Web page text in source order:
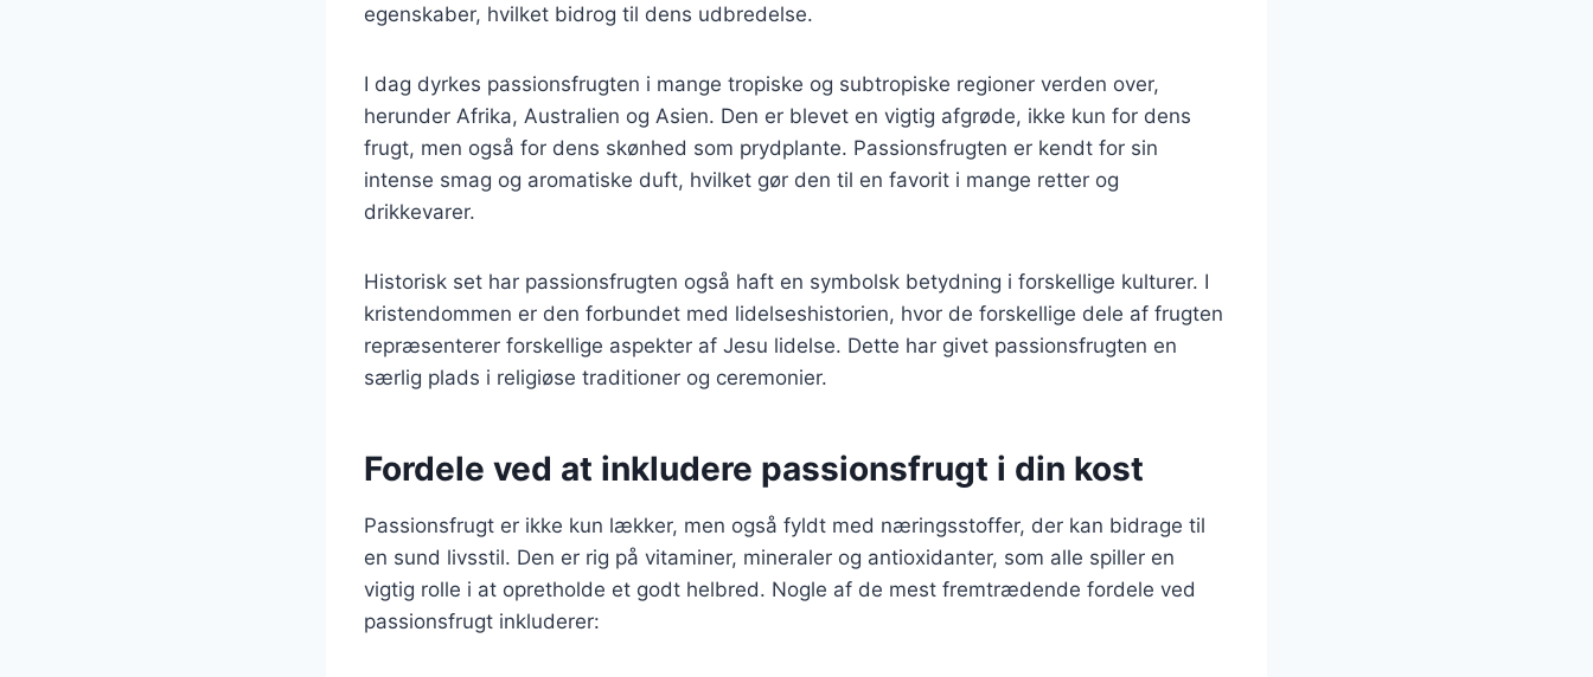
egenskaber, hvilket bidrog til dens udbredelse.
I dag dyrkes passionsfrugten i mange tropiske og subtropiske regioner verden over,
herunder Afrika, Australien og Asien. Den er blevet en vigtig afgrøde, ikke kun for dens
frugt, men også for dens skønhed som prydplante. Passionsfrugten er kendt for sin
intense smag og aromatiske duft, hvilket gør den til en favorit i mange retter og
drikkevarer.
Historisk set har passionsfrugten også haft en symbolsk betydning i forskellige kulturer. I
kristendommen er den forbundet med lidelseshistorien, hvor de forskellige dele af frugten
repræsenterer forskellige aspekter af Jesu lidelse. Dette har givet passionsfrugten en
særlig plads i religiøse traditioner og ceremonier.
Fordele ved at inkludere passionsfrugt i din kost
Passionsfrugt er ikke kun lækker, men også fyldt med næringsstoffer, der kan bidrage til
en sund livsstil. Den er rig på vitaminer, mineraler og antioxidanter, som alle spiller en
vigtig rolle i at opretholde et godt helbred. Nogle af de mest fremtrædende fordele ved
passionsfrugt inkluderer: